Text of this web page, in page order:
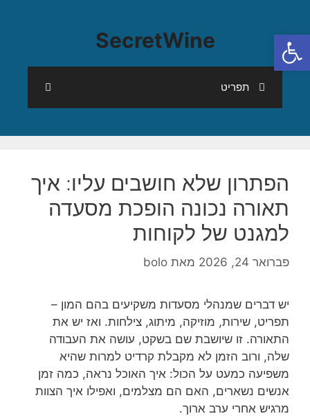
פתח סרגל נגישות SecretWine
תפריט
הפתרון שלא חושבים עליו: איך
תאורה נכונה הופכת מסעדה
למגנט של לקוחות
פברואר 24, 2026 מאת bolo
יש דברים שמנהלי מסעדות משקיעים בהם המון –
תפריט, שירות, מוזיקה, מיתוג, צילחות. ואז יש את
התאורה. זו שיושבת שם בשקט, עושה את העבודה
שלה, ורוב הזמן לא מקבלת קרדיט למרות שהיא
משפיעה כמעט על הכול: איך האוכל נראה, כמה זמן
אנשים נשארים, האם הם מצלמים, ואפילו איך הצוות
מרגיש אחרי ערב ארוך.